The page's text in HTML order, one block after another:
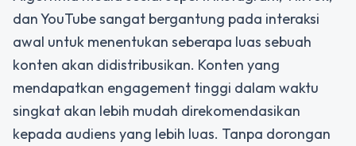
dan YouTube sangat bergantung pada interaksi
awal untuk menentukan seberapa luas sebuah
konten akan didistribusikan. Konten yang
mendapatkan engagement tinggi dalam waktu
singkat akan lebih mudah direkomendasikan
kepada audiens yang lebih luas. Tanpa dorongan